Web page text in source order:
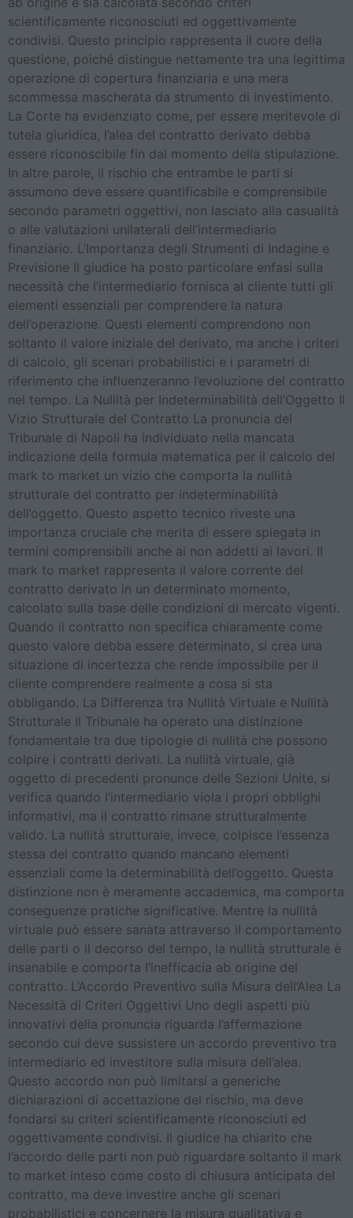
scientificamente riconosciuti ed oggettivamente
condivisi. Questo principio rappresenta il cuore della
questione, poiché distingue nettamente tra una legittima
operazione di copertura finanziaria e una mera
scommessa mascherata da strumento di investimento.
La Corte ha evidenziato come, per essere meritevole di
tutela giuridica, l’alea del contratto derivato debba
essere riconoscibile fin dal momento della stipulazione.
In altre parole, il rischio che entrambe le parti si
assumono deve essere quantificabile e comprensibile
secondo parametri oggettivi, non lasciato alla casualità
o alle valutazioni unilaterali dell’intermediario
finanziario. L’Importanza degli Strumenti di Indagine e
Previsione Il giudice ha posto particolare enfasi sulla
necessità che l’intermediario fornisca al cliente tutti gli
elementi essenziali per comprendere la natura
dell’operazione. Questi elementi comprendono non
soltanto il valore iniziale del derivato, ma anche i criteri
di calcolo, gli scenari probabilistici e i parametri di
riferimento che influenzeranno l’evoluzione del contratto
nel tempo. La Nullità per Indeterminabilità dell’Oggetto Il
Vizio Strutturale del Contratto La pronuncia del
Tribunale di Napoli ha individuato nella mancata
indicazione della formula matematica per il calcolo del
mark to market un vizio che comporta la nullità
strutturale del contratto per indeterminabilità
dell’oggetto. Questo aspetto tecnico riveste una
importanza cruciale che merita di essere spiegata in
termini comprensibili anche ai non addetti ai lavori. Il
mark to market rappresenta il valore corrente del
contratto derivato in un determinato momento,
calcolato sulla base delle condizioni di mercato vigenti.
Quando il contratto non specifica chiaramente come
questo valore debba essere determinato, si crea una
situazione di incertezza che rende impossibile per il
cliente comprendere realmente a cosa si sta
obbligando. La Differenza tra Nullità Virtuale e Nullità
Strutturale Il Tribunale ha operato una distinzione
fondamentale tra due tipologie di nullità che possono
colpire i contratti derivati. La nullità virtuale, già
oggetto di precedenti pronunce delle Sezioni Unite, si
verifica quando l’intermediario viola i propri obblighi
informativi, ma il contratto rimane strutturalmente
valido. La nullità strutturale, invece, colpisce l’essenza
stessa del contratto quando mancano elementi
essenziali come la determinabilità dell’oggetto. Questa
distinzione non è meramente accademica, ma comporta
conseguenze pratiche significative. Mentre la nullità
virtuale può essere sanata attraverso il comportamento
delle parti o il decorso del tempo, la nullità strutturale è
insanabile e comporta l’inefficacia ab origine del
contratto. L’Accordo Preventivo sulla Misura dell’Alea La
Necessità di Criteri Oggettivi Uno degli aspetti più
innovativi della pronuncia riguarda l’affermazione
secondo cui deve sussistere un accordo preventivo tra
intermediario ed investitore sulla misura dell’alea.
Questo accordo non può limitarsi a generiche
dichiarazioni di accettazione del rischio, ma deve
fondarsi su criteri scientificamente riconosciuti ed
oggettivamente condivisi. Il giudice ha chiarito che
l’accordo delle parti non può riguardare soltanto il mark
to market inteso come costo di chiusura anticipata del
contratto, ma deve investire anche gli scenari
probabilistici e concernere la misura qualitativa e